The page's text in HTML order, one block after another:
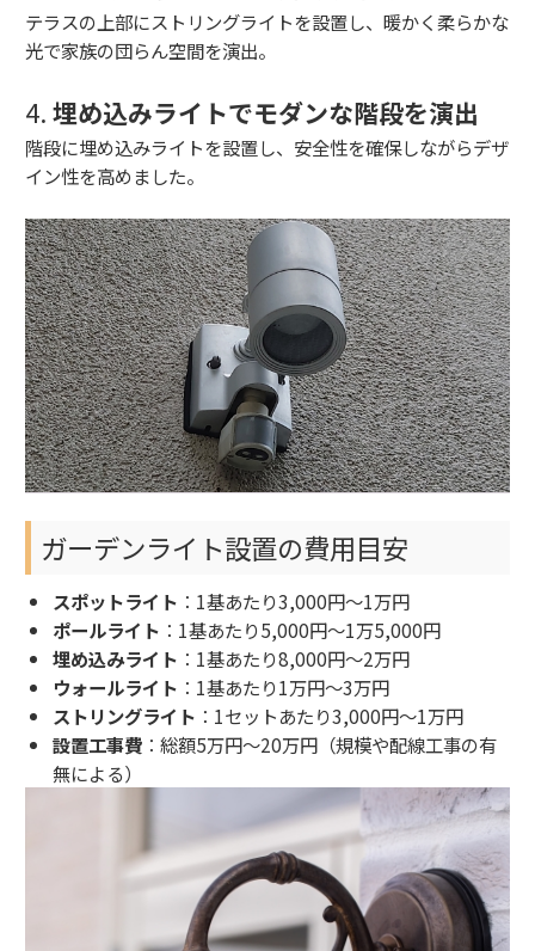
テラスの上部にストリングライトを設置し、暖かく柔らかな
光で家族の団らん空間を演出。
4. 埋め込みライトでモダンな階段を演出
階段に埋め込みライトを設置し、安全性を確保しながらデザ
イン性を高めました。
ガーデンライト設置の費用目安
スポットライト ：1基あたり3,000円～1万円
ポールライト ：1基あたり5,000円～1万5,000円
埋め込みライト ：1基あたり8,000円～2万円
ウォールライト ：1基あたり1万円～3万円
ストリングライト ：1セットあたり3,000円～1万円
設置工事費 ：総額5万円～20万円（規模や配線工事の有
無による）